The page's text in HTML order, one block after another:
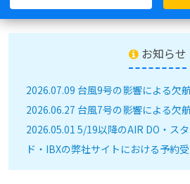
お知らせ
2026.07.09 台風9号の影響による欠
2026.06.27 台風7号の影響による欠
2026.05.01 5/19以降のAIR DO・ス
ド・IBXの弊社サイトにおける予約